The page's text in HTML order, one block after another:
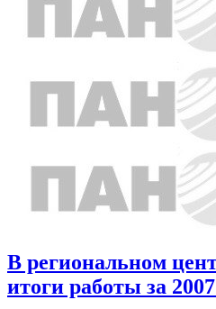
В региональном
итоги работы за